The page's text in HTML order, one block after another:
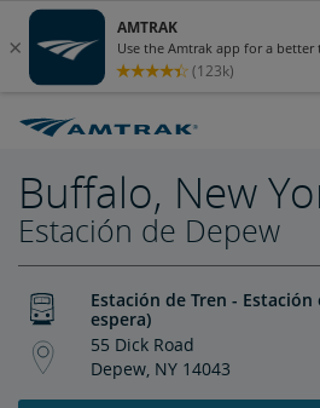
Buffalo, New
Estación de Depew
Estación de Tren -
espera)
55 Dick Road
Depew, NY 14043